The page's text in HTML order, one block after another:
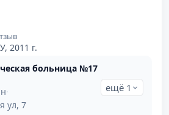
2011 г.
больница №17
·
ул, 7
ещё 1